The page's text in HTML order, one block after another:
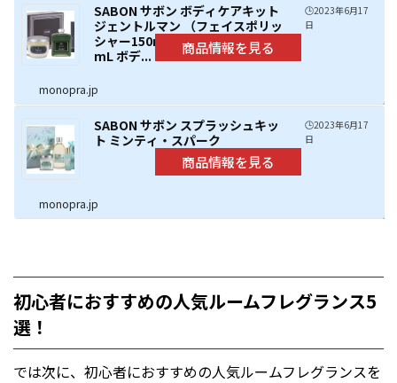
SABON サボン ボディケアキット
ジェントルマン （フェイスポリッ
シャー150mL シャワーオイル400
mL ボデ...
🕒️2023年6月17
日
monopra.jp
SABON サボン スプラッシュキッ
ト ミンティ・スパーク
🕒️2023年6月17
日
monopra.jp
初心者におすすめの人気ルームフレグランス5
選！
では次に、初心者におすすめの人気ルームフレグランスを